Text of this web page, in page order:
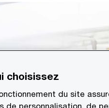
choisissez
du site
de personnalisation, de